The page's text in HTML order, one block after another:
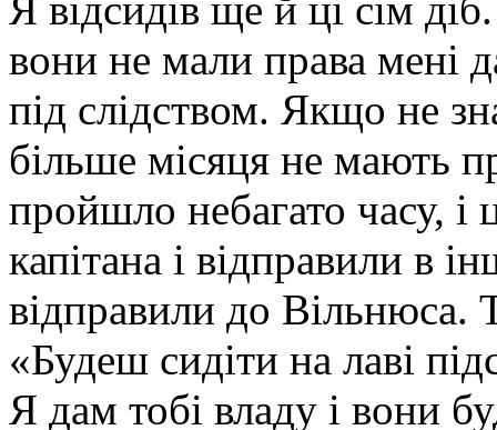
вони не мали права мені
під слідством. Якщо не
більше місяця не мають
пройшло небагато часу, і
капітана і відправили в
відправили до Вільнюса.
«Будеш сидіти на лаві
Я дам тобі владу і вони